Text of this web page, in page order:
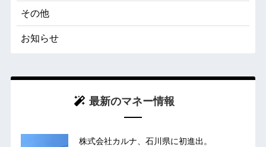
その他
お知らせ
最新のマネー情報
株式会社カルナ、石川県に初進出。